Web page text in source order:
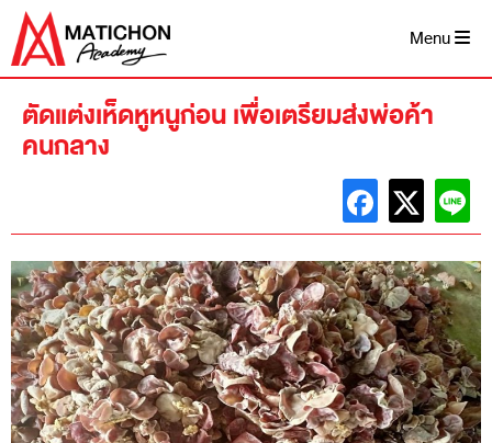
Skip
content
Menu
ตัดแต่งเห็ดหูหนูก่อน เพื่อเตรียมส่งพ่อค้า
คนกลาง